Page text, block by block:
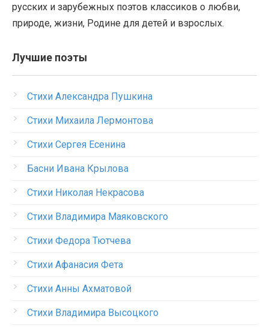
русских и зарубежных поэтов классиков о любви,
природе, жизни, Родине для детей и взрослых.
Лучшие поэты
Стихи Александра Пушкина
Стихи Михаила Лермонтова
Стихи Сергея Есенина
Басни Ивана Крылова
Стихи Николая Некрасова
Стихи Владимира Маяковского
Стихи Федора Тютчева
Стихи Афанасия Фета
Стихи Анны Ахматовой
Стихи Владимира Высоцкого